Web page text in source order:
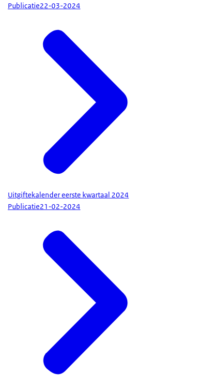
Publicatie22-03-2024
Uitgiftekalender eerste kwartaal 2024
Publicatie21-02-2024